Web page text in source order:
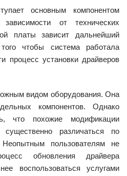
основным компонентом
от технических
платы зависит дальнейший
чтобы система работала
процесс установки драйверов
видом оборудования. Она
компонентов. Однако
что похожие модификации
различаться по
Неопытным пользователям не
обновления драйвера
воспользоваться услугами